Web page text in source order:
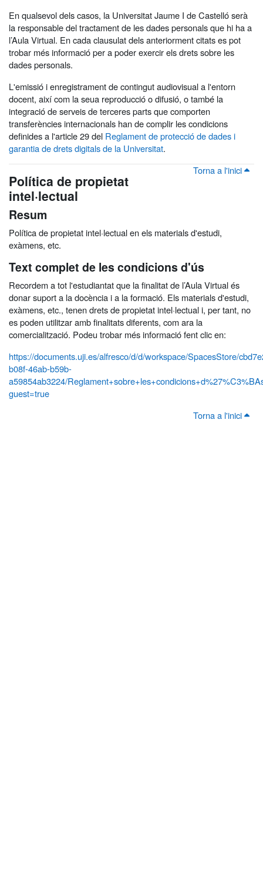
En qualsevol dels casos, la Universitat Jaume I de Castelló serà
la responsable del tractament de les dades personals que hi ha a
l’Aula Virtual. En cada clausulat dels anteriorment citats es pot
trobar més informació per a poder exercir els drets sobre les
dades personals.
L'emissió i enregistrament de contingut audiovisual a l'entorn
docent, així com la seua reproducció o difusió, o també la
integració de serveis de terceres parts que comporten
transferències internacionals han de complir les condicions
definides a l'article 29 del Reglament de protecció de dades i
garantia de drets digitals de la Universitat.
Torna a l'inici
Política de propietat
intel·lectual
Resum
Política de propietat intel·lectual en els materials d'estudi,
exàmens, etc.
Text complet de les condicions d'ús
Recordem a tot l'estudiantat que la finalitat de l’Aula Virtual és
donar suport a la docència i a la formació. Els materials d'estudi,
exàmens, etc., tenen drets de propietat intel·lectual i, per tant, no
es poden utilitzar amb finalitats diferents, com ara la
comercialització. Podeu trobar més informació fent clic en:
https://documents.uji.es/alfresco/d/d/workspace/SpacesStore/
b08f-46ab-b59b-
a59854ab3224/
guest=true
Torna a l'inici